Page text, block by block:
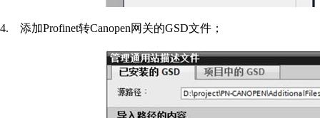
4. 添加Profinet转Canopen网关的GSD文件；